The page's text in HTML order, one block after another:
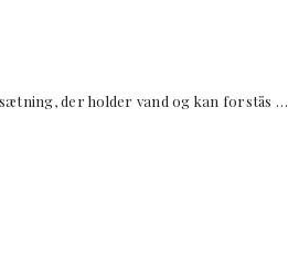
der holder vand og kan forstås …